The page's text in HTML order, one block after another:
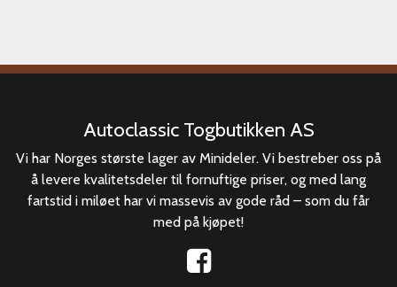
Autoclassic Togbutikken AS
Vi har Norges største lager av Minideler. Vi bestreber oss på
å levere kvalitetsdeler til fornuftige priser, og med lang
fartstid i miløet har vi massevis av gode råd – som du får
med på kjøpet!